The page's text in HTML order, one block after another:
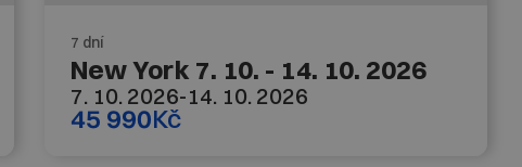
7 dní
New York 7. 10. - 14. 10. 2026
7. 10. 2026-14. 10. 2026
45 990Kč